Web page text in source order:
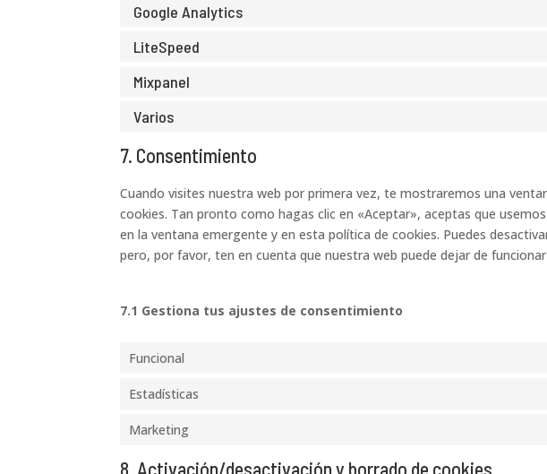
Google Analytics
LiteSpeed
Mixpanel
Varios
7. Consentimiento
Cuando visites nuestra web por primera vez, te mostraremos una
cookies. Tan pronto como hagas clic en «Aceptar», aceptas que
en la ventana emergente y en esta política de cookies. Puedes
pero, por favor, ten en cuenta que nuestra web puede dejar de
7.1 Gestiona tus ajustes de consentimiento
Funcional
Estadísticas
Marketing
8. Activación/desactivación y borrado de cookies